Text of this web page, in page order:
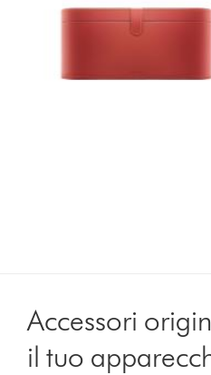
Accessori
il tuo